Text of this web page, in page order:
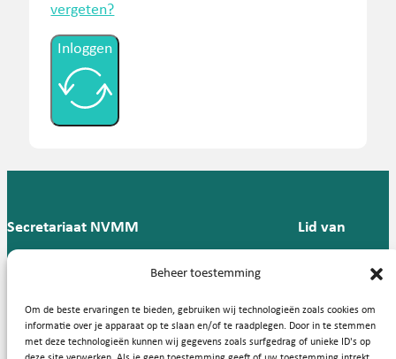
Beheer toestemming
Om de beste ervaringen te bieden, gebruiken wij technologieën zoals cookies om
informatie over je apparaat op te slaan en/of te raadplegen. Door in te stemmen
met deze technologieën kunnen wij gegevens zoals surfgedrag of unieke ID's op
vergeten?
Inloggen
Secretariaat NVMM
Groningen
T: 088 -
57
Lid van